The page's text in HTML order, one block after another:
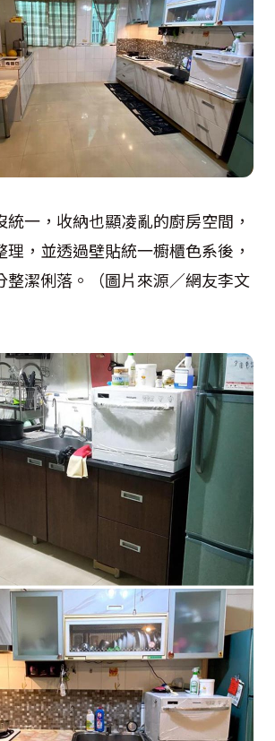
一，收納也顯凌亂的廚房空間，
理，並透過壁貼統一櫥櫃色系後，
整潔俐落。（圖片來源／網友李文